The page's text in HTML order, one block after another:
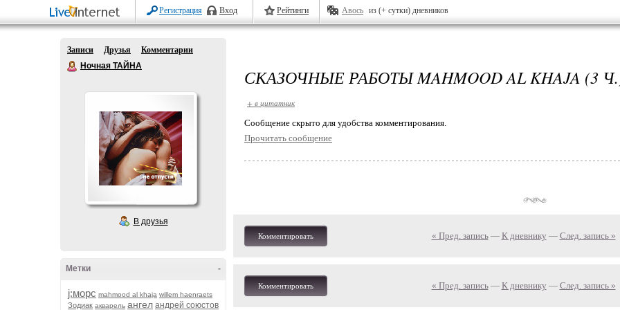
Регистрация Вход Рейтинги Авось из (+ сутки) дневников
Записи Друзья
Комментарии
Ночная ТАЙНА
В друзья
-
Метки
j:морс mahmood al khaja willem haenraets
Зодиак акварель ангел андрей союстов
СКАЗОЧНЫЕ РАБОТЫ MAHMOOD AL KHAJA (3
+ в цитатник
Cообщение скрыто для удобства комментирования.
Прочитать сообщение
Комментировать « Пред. запись— К дневнику — След. запись »
Комментировать « Пред. запись— К дневнику — След. запись »